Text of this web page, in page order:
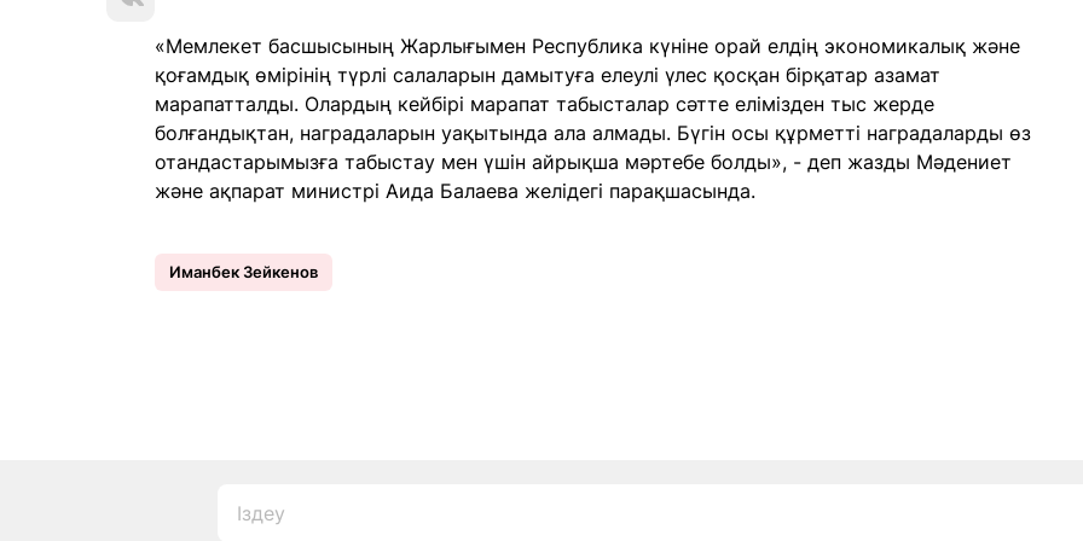
«Мемлекет басшысының Жарлығымен Республика күніне орай елдің экономикалық және
қоғамдық өмірінің түрлі салаларын дамытуға елеулі үлес қосқан бірқатар азамат
марапатталды. Олардың кейбірі марапат табысталар сәтте елімізден тыс жерде
болғандықтан, наградаларын уақытында ала алмады. Бүгін осы құрметті наградаларды өз
отандастарымызға табыстау мен үшін айрықша мәртебе болды», - деп жазды Мәдениет
және ақпарат министрі Аида Балаева желідегі парақшасында.
Иманбек Зейкенов